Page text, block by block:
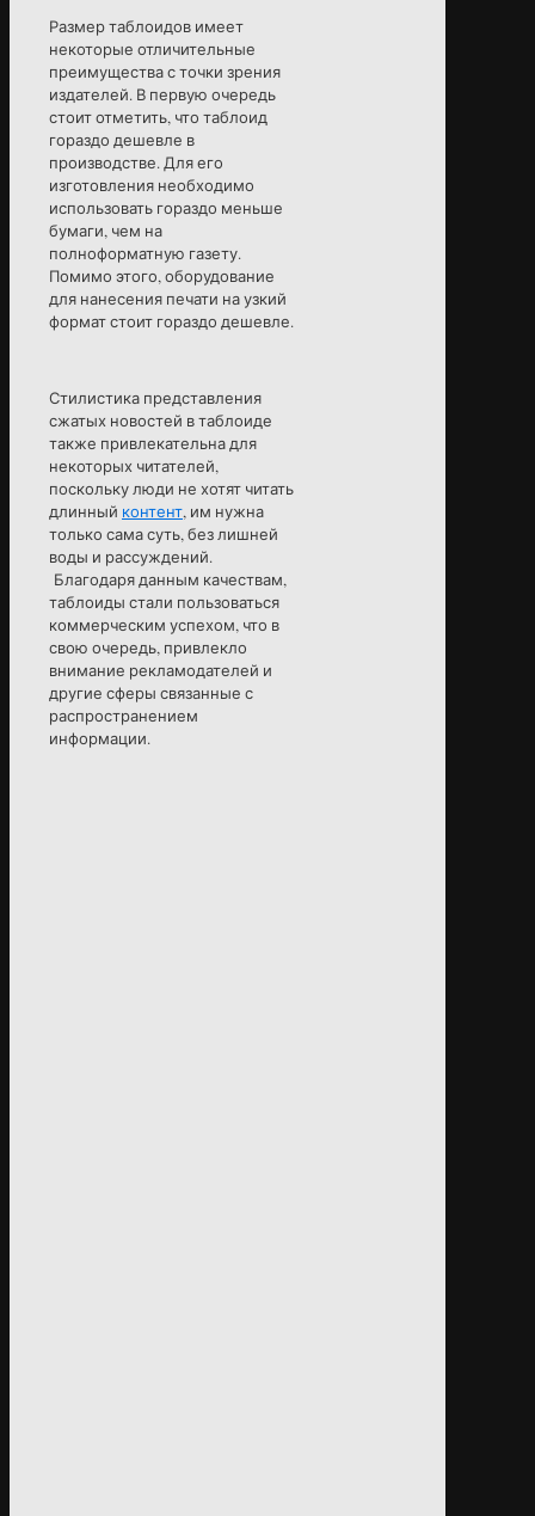
Размер таблоидов имеет
некоторые отличительные
преимущества с точки зрения
издателей. В первую очередь
стоит отметить, что таблоид
гораздо дешевле в
производстве. Для его
изготовления необходимо
использовать гораздо меньше
бумаги, чем на
полноформатную газету.
Помимо этого, оборудование
для нанесения печати на узкий
формат стоит гораздо дешевле.
Стилистика представления
сжатых новостей в таблоиде
также привлекательна для
некоторых читателей,
поскольку люди не хотят читать
длинный контент, им нужна
только сама суть, без лишней
воды и рассуждений.
Благодаря данным качествам,
таблоиды стали пользоваться
коммерческим успехом, что в
свою очередь, привлекло
внимание рекламодателей и
другие сферы связанные с
распространением
информации.